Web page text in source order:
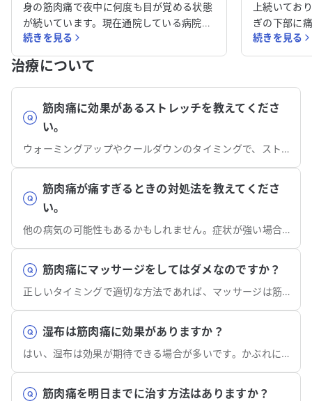
身の筋肉痛で夜中に何度も目が覚める状態
が続いています。現在通院している病院で
は鎮痛剤のみが処方されていますが、症状
が改善されず、非常に困っています。 自分
で調べたところ、線維筋痛症の可能性があ
るのではないかと考えています。痛みが強
く、時には唸るほどです。 このような症状
に対して、どの科を受診すべきかアドバイ
スをいただきたいです。また、他に考えら
れる診断や治療法についても教えていただ
けると助かります。どうか、適切な対処法
をご教示ください。
続きを見る
上続いてお
ぎの下部に
でMRIを撮
言われまし
前は、同じ
がありまし
り、その後
た。現在、
す。 この痛みの原因を知りたいと考えてい
続きを見る
治療について
筋肉痛に効果があるストレッチを教えてくださ
い。
ウォーミングアップやクールダウンのタイミングで、ストレッチを取り入れることが効果的です。
筋肉痛が痛すぎるときの対処法を教えてくださ
い。
他の病気の可能性もあるかもしれません。症状が強い場合にはまず整形外科を受診しましょう。
筋肉痛にマッサージをしてはダメなのですか？
正しいタイミングで適切な方法であれば、マッサージは筋肉痛の改善に有効な場合があります。
湿布は筋肉痛に効果がありますか？
はい、湿布は効果が期待できる場合が多いです。かぶれには気をつけて使用する必要があります。
筋肉痛を明日までに治す方法はありますか？